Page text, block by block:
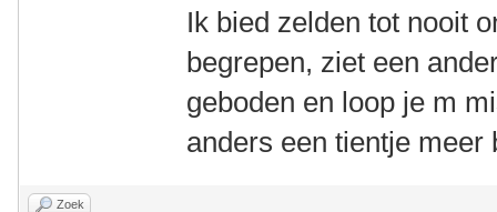
Ik bied zelden tot nooit
begrepen, ziet een
geboden en loop je m
anders een tientje meer
Zoek